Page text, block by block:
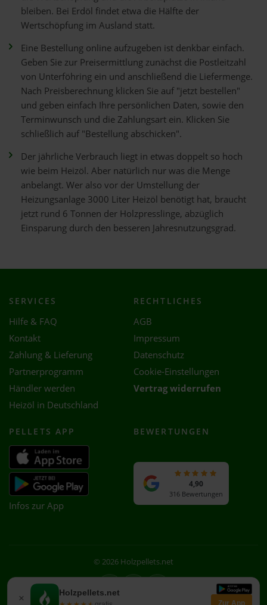
bleiben. Bei Erdöl findet etwa die Hälfte der
Wertschöpfung im Ausland statt.
Eine Bestellung online aufzugeben ist denkbar einfach.
Geben Sie zur Preisermittlung zunächst die Postleitzahl
von Unterföhring ein und anschließend die Liefermenge.
Nach Preisberechnung klicken Sie auf "jetzt bestellen"
und geben einfach Ihre persönlichen Daten, sowie den
Terminwunsch und die Zahlungsart ein. Klicken Sie
schließlich auf "Bestellung abschicken".
Der jährliche Verbrauch liegt in etwas doppelt so hoch
wie beim Heizöl. Aber natürlich nur was die Menge
anbelangt. Wer also vor der Umstellung der
Heizungsanlage 3000 Liter Heizöl benötigt hat, braucht
jetzt rund 6 Tonnen der Holzpresslinge, abzüglich
Einsparung durch den besseren Jahresnutzungsgrad.
× Holzpellets.net
Zur App
SERVICES
Hilfe & FAQ
Kontakt
Zahlung & Lieferung
Partnerprogramm
Händler werden
Heizöl in Deutschland
RECHTLICHES
AGB
Impressum
Datenschutz
Cookie-Einstellungen
Vertrag widerrufen
PELLETS APP
Infos zur App
BEWERTUNGEN
4,90
316 Bewertungen
© 2026 Holzpellets.net
Facebook